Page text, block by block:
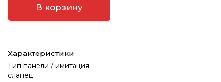
В корзину
Характеристики
Тип панели / имитация :
сланец